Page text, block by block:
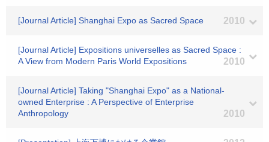
[Journal Article] Shanghai Expo as Sacred Space 2010
[Journal Article] Expositions universelles as Sacred Space :
A View from Modern Paris World Expositions
2010
[Journal Article] Taking "Shanghai Expo" as a National-
owned Enterprise : A Perspective of Enterprise
Anthropology
2010